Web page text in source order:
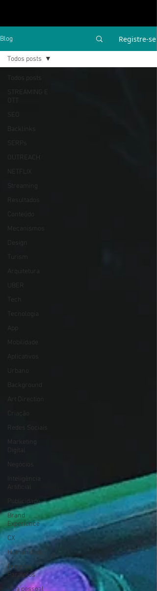
Blog Registre-se
Todos posts
STREAMING E
SEO
Backlinks
SERPs
OUTREACH
NETFLIX
Streaming
Resultados
Conteúdo
Mecanismos
Design
Turism
Arquitetura
UBER
Tech
Tecnologia
App
Mobilidade
Aplicativos
Urbano
Background
Art Direction
Criação
Redes Sociais
Marketing
Digital
Negócios
Inteligência
Artificial
Publicidade
Brand
Experience
CX
Humanidade
Projetos
Paralelos
Vida pessoal
Todos posts